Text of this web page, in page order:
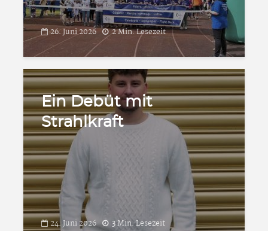
26. Juni 2026 2 Min. Lesezeit
Ein Debüt mit
Strahlkraft
24. Juni 2026 3 Min. Lesezeit